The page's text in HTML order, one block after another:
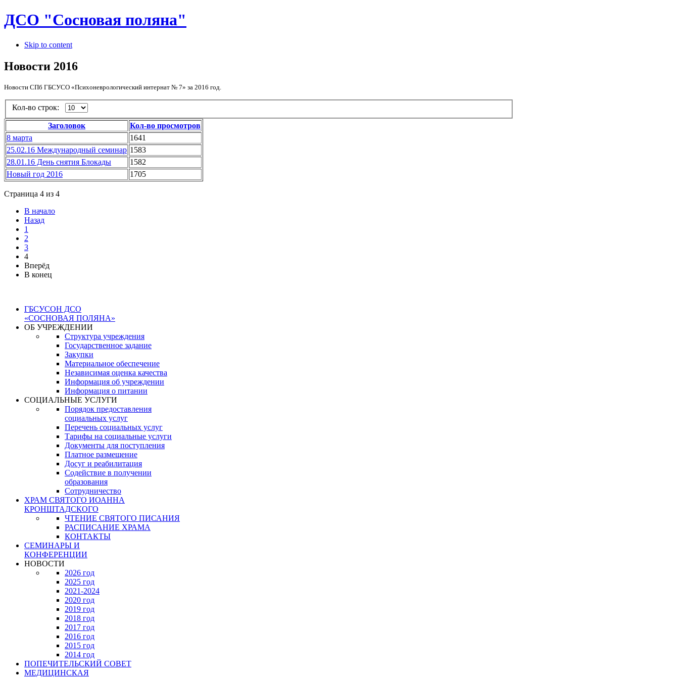
ДСО "Сосновая поляна"
Skip to content
Новости 2016
Новости СПб ГБСУСО «Психоневрологический интернат № 7» за 2016 год.
Кол-во строк:
Заголовок
Кол-во просмотров
8 марта
1641
25.02.16 Международный семинар 1583
28.01.16 День снятия Блокады
1582
Новый год 2016
1705
Страница 4 из 4
В начало
Назад
1
2
3
4
Вперёд
В конец
ГБСУСОН ДСО
«СОСНОВАЯ ПОЛЯНА»
ОБ УЧРЕЖДЕНИИ
Структура учреждения
Государственное задание
Закупки
Материальное обеспечение
Независимая оценка качества
Информация об учреждении
Информация о питании
СОЦИАЛЬНЫЕ УСЛУГИ
Порядок предоставления
социальных услуг
Перечень социальных услуг
Тарифы на социальные услуги
Документы для поступления
Платное размещение
Досуг и реабилитация
Содействие в получении
образования
Сотрудничество
ХРАМ СВЯТОГО ИОАННА
КРОНШТАДСКОГО
ЧТЕНИЕ СВЯТОГО ПИСАНИЯ
РАСПИСАНИЕ ХРАМА
КОНТАКТЫ
СЕМИНАРЫ И
КОНФЕРЕНЦИИ
НОВОСТИ
2026 год
2025 год
2021-2024
2020 год
2019 год
2018 год
2017 год
2016 год
2015 год
2014 год
ПОПЕЧИТЕЛЬСКИЙ СОВЕТ
МЕДИЦИНСКАЯ